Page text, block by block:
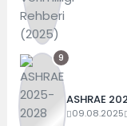
9
ASHRAE
09.08.2025